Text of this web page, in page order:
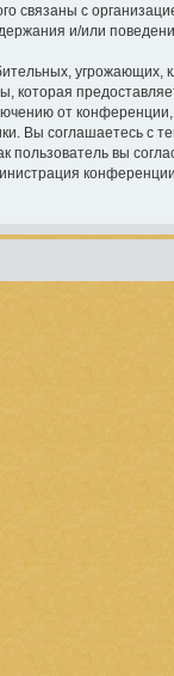
связаны с
и/или
угрожающих,
которая
от
Вы соглашаетесь с
пользователь вы